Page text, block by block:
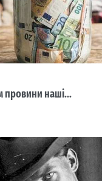
провини наші...